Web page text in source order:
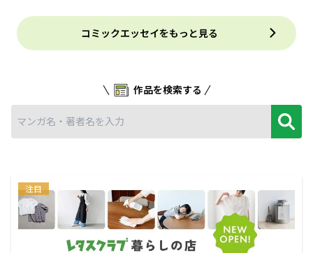
コミックエッセイをもっと見る
作品を検索する
注目